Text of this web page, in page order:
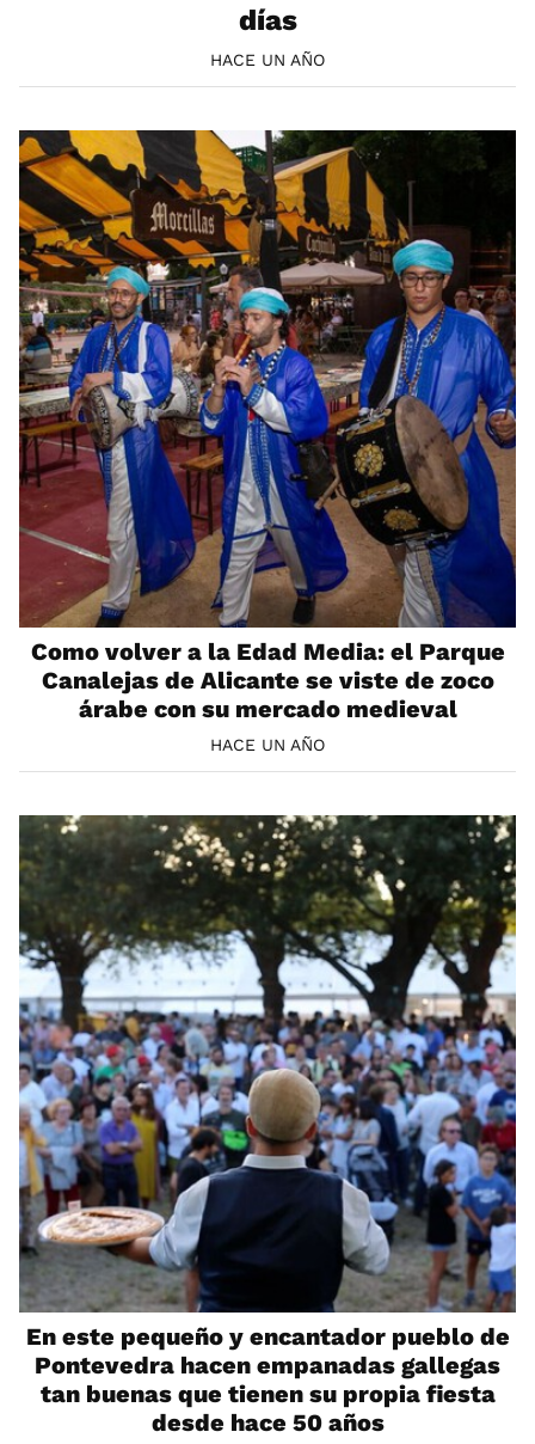
días
HACE UN AÑO
Como volver a la Edad Media: el Parque
Canalejas de Alicante se viste de zoco
árabe con su mercado medieval
HACE UN AÑO
En este pequeño y encantador pueblo de
Pontevedra hacen empanadas gallegas
tan buenas que tienen su propia fiesta
desde hace 50 años